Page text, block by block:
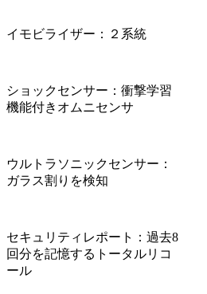
イモビライザー：２系統
ショックセンサー：衝撃学習
機能付きオムニセンサ
ウルトラソニックセンサー：
ガラス割りを検知
セキュリティレポート：過去8
回分を記憶するトータルリコ
ール